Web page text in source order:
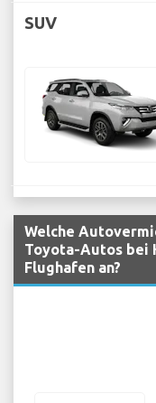
SUV
Welche
Toyota-Autos bei
Flughafen an?